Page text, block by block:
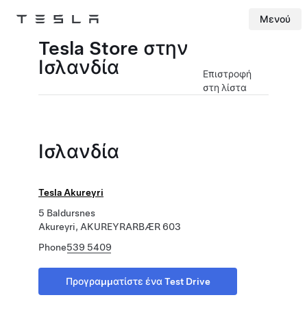
Tesla Μενού
Tesla Store στην
Ισλανδία
Επιστροφή
στη λίστα
Ισλανδία
Tesla Akureyri
5 Baldursnes
Akureyri, AKUREYRARBÆR 603
Phone539 5409
Προγραμματίστε ένα Test Drive